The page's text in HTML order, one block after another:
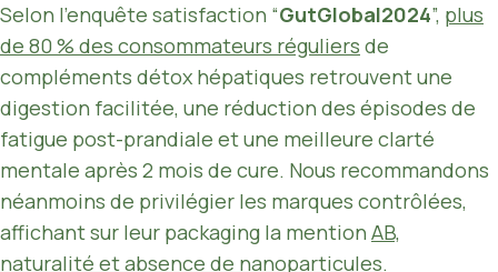
Selon l’enquête satisfaction “GutGlobal2024”, plus
de 80 % des consommateurs réguliers de
compléments détox hépatiques retrouvent une
digestion facilitée, une réduction des épisodes de
fatigue post-prandiale et une meilleure clarté
mentale après 2 mois de cure. Nous recommandons
néanmoins de privilégier les marques contrôlées,
affichant sur leur packaging la mention AB,
naturalité et absence de nanoparticules.